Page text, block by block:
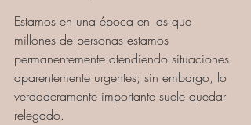
Estamos en una época en las que
millones de personas estamos
permanentemente atendiendo situaciones
aparentemente urgentes; sin embargo, lo
verdaderamente importante suele quedar
relegado.